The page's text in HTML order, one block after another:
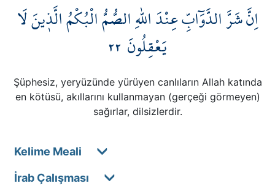
اِنَّ شَرَّ الدَّوَٓابِّ عِنْدَ اللّٰهِ الصُّمُّ الْبُكْمُ الَّذ۪ينَ لَا
يَعْقِلُونَ ٢٢
Şüphesiz, yeryüzünde yürüyen canlıların Allah katında
en kötüsü, akıllarını kullanmayan (gerçeği görmeyen)
sağırlar, dilsizlerdir.
Kelime Meali
İrab Çalışması